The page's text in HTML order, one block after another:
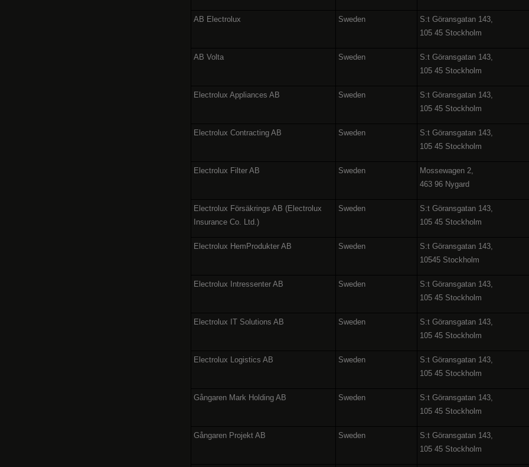
AB Electrolux Sweden
S:t Göransgatan 143,
105 45 Stockholm
AB Volta Sweden
S:t Göransgatan 143,
105 45 Stockholm
Electrolux Appliances AB Sweden
S:t Göransgatan 143,
105 45 Stockholm
Electrolux Contracting AB Sweden
S:t Göransgatan 143,
105 45 Stockholm
Electrolux Filter AB Sweden
Mossewagen 2,
463 96 Nygard
Electrolux Försäkrings AB (Electrolux
Insurance Co. Ltd.)
Sweden
S:t Göransgatan 143,
105 45 Stockholm
Electrolux HemProdukter AB Sweden
S:t Göransgatan 143,
10545 Stockholm
Electrolux Intressenter AB Sweden
S:t Göransgatan 143,
105 45 Stockholm
Electrolux IT Solutions AB Sweden
S:t Göransgatan 143,
105 45 Stockholm
Electrolux Logistics AB Sweden
S:t Göransgatan 143,
105 45 Stockholm
Gångaren Mark Holding AB Sweden
S:t Göransgatan 143,
105 45 Stockholm
Gångaren Projekt AB Sweden
S:t Göransgatan 143,
105 45 Stockholm